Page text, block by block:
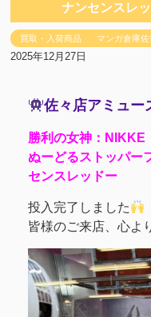
ナンセンスレ
買取・入荷商品 マンガ倉庫
2025年12月27日
佐々店アミュー
勝利の女神：NIKKE
ぬーどるストッパー
センスレッドー
投入完了しました
皆様のご来店、心よ